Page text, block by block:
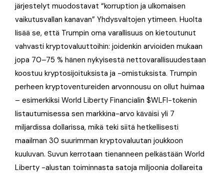
järjestelyt muodostavat “korruption ja ulkomaisen
vaikutusvallan kanavan” Yhdysvaltojen ytimeen. Huolta
lisää se, että Trumpin oma varallisuus on kietoutunut
vahvasti kryptovaluuttoihin: joidenkin arvioiden mukaan
jopa 70–75 % hänen nykyisestä nettovarallisuudestaan
koostuu kryptosijoituksista ja -omistuksista. Trumpin
perheen kryptoventureiden arvonnousu on ollut huimaa
– esimerkiksi World Liberty Financialin $WLFI-tokenin
listautumisessa sen markkina-arvo käväisi yli 7
miljardissa dollarissa, mikä teki siitä hetkellisesti
maailman 30 suurimman kryptovaluutan joukkoon
kuuluvan. Suvun kerrotaan tienanneen pelkästään World
Liberty -alustan toiminnasta satoja miljoonia dollareita